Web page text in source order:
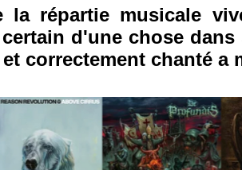
la répartie musicale
d'une chose
correctement chanté a